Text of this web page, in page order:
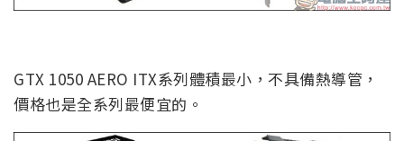
GTX 1050 AERO ITX系列體積最小，不具備熱導管，
價格也是全系列最便宜的。